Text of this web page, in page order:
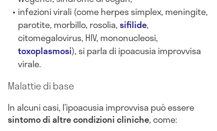
infezioni virali (come herpes simplex, meningite,
parotite, morbillo, rosolia,sifilide,
citomegalovirus, HIV, mononucleosi,
toxoplasmosi), si parla di ipoacusia improvvisa
virale.
Malattie di base
In alcuni casi, l’ipoacusia improvvisa può essere
sintomo di altre condizioni cliniche, come: